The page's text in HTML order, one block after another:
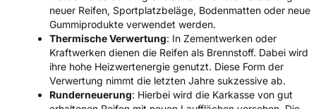
neuer Reifen, Sportplatzbeläge, Bodenmatten oder neue
Gummiprodukte verwendet werden.
Thermische Verwertung: In Zementwerken oder
Kraftwerken dienen die Reifen als Brennstoff. Dabei wird
ihre hohe Heizwertenergie genutzt. Diese Form der
Verwertung nimmt die letzten Jahre sukzessive ab.
Runderneuerung: Hierbei wird die Karkasse von gut